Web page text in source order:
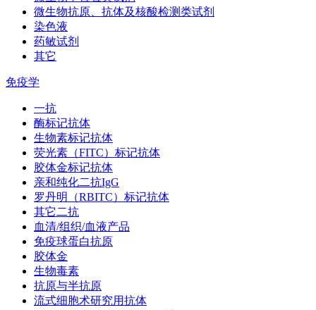
微生物抗原、抗体及核酸检测类试剂
染色液
药敏试剂
其它
免疫学
一抗
酶标记抗体
生物素标记抗体
荧光素（FITC）标记抗体
胶体金标记抗体
亲和纯化二抗IgG
罗丹明（RBITC）标记抗体
其它二抗
血清/组织/血液产品
免疫球蛋白抗原
胶体金
生物毒素
抗原与半抗原
流式细胞术研究用抗体